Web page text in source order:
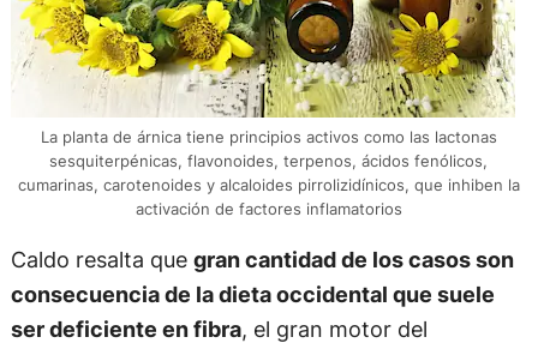
La planta de árnica tiene principios activos como las lactonas
sesquiterpénicas, flavonoides, terpenos, ácidos fenólicos,
cumarinas, carotenoides y alcaloides pirrolizidínicos, que inhiben la
activación de factores inflamatorios
Caldo resalta que gran cantidad de los casos son
consecuencia de la dieta occidental que suele
ser deficiente en fibra, el gran motor del